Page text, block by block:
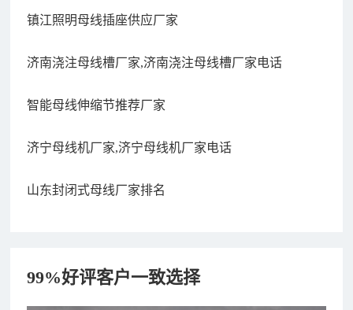
镇江照明母线插座供应厂家
济南浇注母线槽厂家,济南浇注母线槽厂家电话
智能母线伸缩节推荐厂家
济宁母线机厂家,济宁母线机厂家电话
山东封闭式母线厂家排名
99%好评客户一致选择